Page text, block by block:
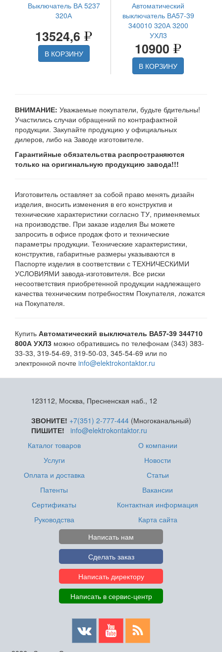
Выключатель ВА 5237
320А
13524,6
В КОРЗИНУ
Автоматический
выключатель ВА57-39
340010 320А 3200
УХЛ3
10900
В КОРЗИНУ
ВНИМАНИЕ: Уважаемые покупатели, будьте бдительны!
Участились случаи обращений по контрафактной
продукции. Закупайте продукцию у официальных
дилеров, либо на Заводе изготовителе.
Гарантийные обязательства распространяются
только на оригинальную продукцию завода!!!
Изготовитель оставляет за собой право менять дизайн
изделия, вносить изменения в его конструктив и
технические характеристики согласно ТУ, применяемых
на производстве. При заказе изделия Вы можете
запросить в офисе продаж фото и технические
параметры продукции. Технические характеристики,
конструктив, габаритные размеры указываются в
Паспорте изделия в соответствии с ТЕХНИЧЕСКИМИ
УСЛОВИЯМИ завода-изготовителя. Все риски
несоответствия приобретенной продукции надлежащего
качества техническим потребностям Покупателя, ложатся
на Покупателя.
Купить Автоматический выключатель ВА57-39 344710
800А УХЛ3 можно обратившись по телефонам (343) 383-
33-33, 319-54-69, 319-50-03, 345-54-69 или по
электронной почте info@elektrokontaktor.ru
123112, Москва, Пресненская наб., 12
ЗВОНИТЕ! +7(351) 2-777-444(Многоканальный)
ПИШИТЕ!
info@elektrokontaktor.ru
Каталог товаров
Услуги
Оплата и доставка
Патенты
Сертификаты
Руководства
О компании
Новости
Статьи
Вакансии
Контактная информация
Карта сайта
Написать нам
Сделать заказ
Написать директору
Написать в сервис-центр